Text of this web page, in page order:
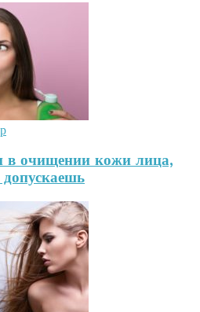
в очищении кожи лица,